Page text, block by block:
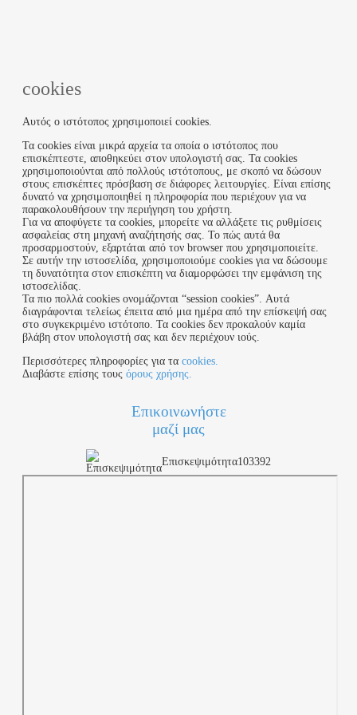
cookies
Αυτός ο ιστότοπος χρησιμοποιεί cookies.
Τα cookies είναι μικρά αρχεία τα οποία ο ιστότοπος που
επισκέπτεστε, αποθηκεύει στον υπολογιστή σας. Τα cookies
χρησιμοποιούνται από πολλούς ιστότοπους, με σκοπό να δώσουν
στους επισκέπτες πρόσβαση σε διάφορες λειτουργίες. Είναι επίσης
δυνατό να χρησιμοποιηθεί η πληροφορία που περιέχουν για να
παρακολουθήσουν την περιήγηση του χρήστη.
Για να αποφύγετε τα cookies, μπορείτε να αλλάξετε τις ρυθμίσεις
ασφαλείας στη μηχανή αναζήτησής σας. Το πώς αυτά θα
προσαρμοστούν, εξαρτάται από τον browser που χρησιμοποιείτε.
Σε αυτήν την ιστοσελίδα, χρησιμοποιούμε cookies για να δώσουμε
τη δυνατότητα στον επισκέπτη να διαμορφώσει την εμφάνιση της
ιστοσελίδας.
Τα πιο πολλά cookies ονομάζονται “session cookies”. Αυτά
διαγράφονται τελείως έπειτα από μια ημέρα από την επίσκεψή σας
στο συγκεκριμένο ιστότοπο. Τα cookies δεν προκαλούν καμία
βλάβη στον υπολογιστή σας και δεν περιέχουν ιούς.
Περισσότερες πληροφορίες για τα cookies.
Διαβάστε επίσης τους όρους χρήσης.
Επικοινωνήστε
μαζί μας
Επισκεψιμότητα103392